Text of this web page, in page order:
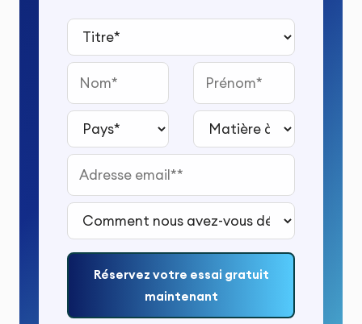
Titre*
Nom Prénom
Pays* Matière à étudier*
Adresse email*
Comment nous avez-vous découvert ?*
Réservez votre essai gratuit
maintenant